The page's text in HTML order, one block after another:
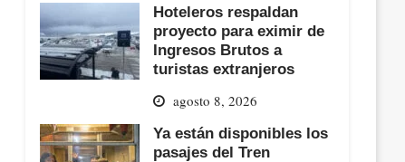
Hoteleros respaldan
proyecto para eximir de
Ingresos Brutos a
turistas extranjeros
agosto 8, 2026
Ya están disponibles los
pasajes del Tren